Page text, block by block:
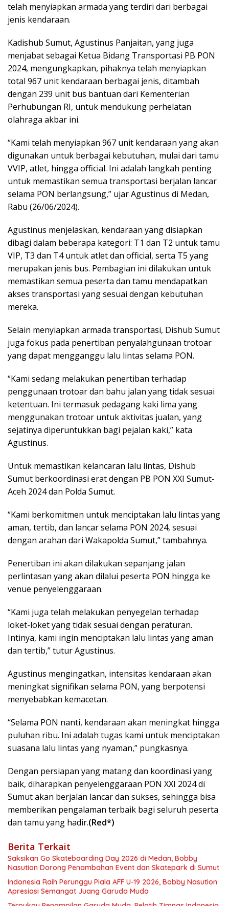
telah menyiapkan armada yang terdiri dari berbagai
jenis kendaraan.
Kadishub Sumut, Agustinus Panjaitan, yang juga
menjabat sebagai Ketua Bidang Transportasi PB PON
2024, mengungkapkan, pihaknya telah menyiapkan
total 967 unit kendaraan berbagai jenis, ditambah
dengan 239 unit bus bantuan dari Kementerian
Perhubungan RI, untuk mendukung perhelatan
olahraga akbar ini.
“Kami telah menyiapkan 967 unit kendaraan yang akan
digunakan untuk berbagai kebutuhan, mulai dari tamu
VVIP, atlet, hingga official. Ini adalah langkah penting
untuk memastikan semua transportasi berjalan lancar
selama PON berlangsung,” ujar Agustinus di Medan,
Rabu (26/06/2024).
Agustinus menjelaskan, kendaraan yang disiapkan
dibagi dalam beberapa kategori: T1 dan T2 untuk tamu
VIP, T3 dan T4 untuk atlet dan official, serta T5 yang
merupakan jenis bus. Pembagian ini dilakukan untuk
memastikan semua peserta dan tamu mendapatkan
akses transportasi yang sesuai dengan kebutuhan
mereka.
Selain menyiapkan armada transportasi, Dishub Sumut
juga fokus pada penertiban penyalahgunaan trotoar
yang dapat mengganggu lalu lintas selama PON.
“Kami sedang melakukan penertiban terhadap
penggunaan trotoar dan bahu jalan yang tidak sesuai
ketentuan. Ini termasuk pedagang kaki lima yang
menggunakan trotoar untuk aktivitas jualan, yang
sejatinya diperuntukkan bagi pejalan kaki,” kata
Agustinus.
Untuk memastikan kelancaran lalu lintas, Dishub
Sumut berkoordinasi erat dengan PB PON XXI Sumut-
Aceh 2024 dan Polda Sumut.
“Kami berkomitmen untuk menciptakan lalu lintas yang
aman, tertib, dan lancar selama PON 2024, sesuai
dengan arahan dari Wakapolda Sumut,” tambahnya.
Penertiban ini akan dilakukan sepanjang jalan
perlintasan yang akan dilalui peserta PON hingga ke
venue penyelenggaraan.
“Kami juga telah melakukan penyegelan terhadap
loket-loket yang tidak sesuai dengan peraturan.
Intinya, kami ingin menciptakan lalu lintas yang aman
dan tertib,” tutur Agustinus.
Agustinus mengingatkan, intensitas kendaraan akan
meningkat signifikan selama PON, yang berpotensi
menyebabkan kemacetan.
“Selama PON nanti, kendaraan akan meningkat hingga
puluhan ribu. Ini adalah tugas kami untuk menciptakan
suasana lalu lintas yang nyaman,” pungkasnya.
Dengan persiapan yang matang dan koordinasi yang
baik, diharapkan penyelenggaraan PON XXI 2024 di
Sumut akan berjalan lancar dan sukses, sehingga bisa
memberikan pengalaman terbaik bagi seluruh peserta
dan tamu yang hadir.(Red*)
Berita Terkait
Saksikan Go Skateboarding Day 2026 di Medan, Bobby
Nasution Dorong Penambahan Event dan Skatepark di Sumut
Indonesia Raih Perunggu Piala AFF U-19 2026, Bobby Nasution
Apresiasi Semangat Juang Garuda Muda